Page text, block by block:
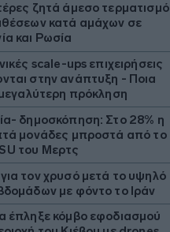
ζητά άμεσο τερματισμό
κατά αμάχων σε
και Ρωσία
scale-ups επιχειρήσεις
στην ανάπτυξη - Ποια
μεγαλύτερη πρόκληση
δημοσκόπηση: Στο 28% η
μονάδες μπροστά από το
του Μερτς
τον χρυσό μετά το υψηλό
με φόντο το Ιράν
έπληξε κόμβο εφοδιασμού